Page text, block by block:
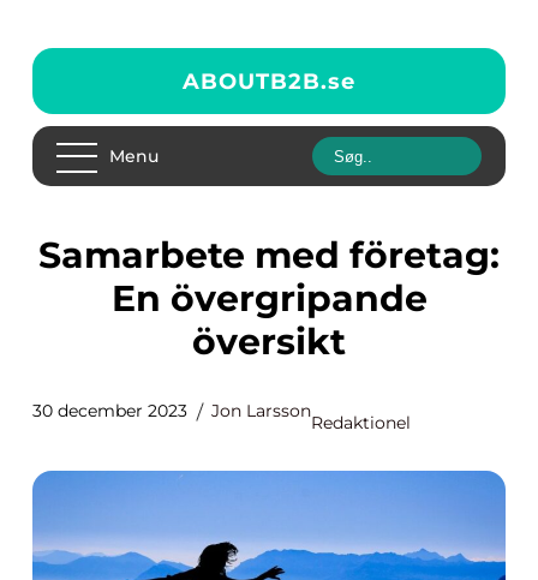
ABOUTB2B.se
Menu
Samarbete med företag:
En övergripande
översikt
30 december 2023 Jon Larsson
Redaktionel